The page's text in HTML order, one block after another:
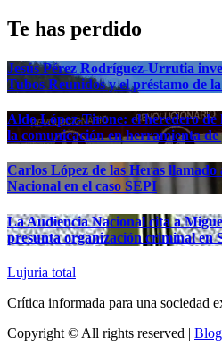
Te has perdido
Jesús Pérez Rodríguez-Urrutia
Tubos Reunidos y el préstamo de
Aldo López-Tirone: el heredero de
la comunicación en herramienta de
Carlos López de las Heras
Nacional en el caso SEPI
La Audiencia Nacional cita a
presunta organización criminal en
Lujuria total
Crítica informada para una sociedad
Copyright © All rights reserved |